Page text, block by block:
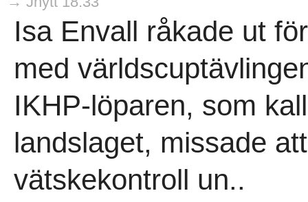
Isa Envall råkade ut
med
IKHP-löparen, som
landslaget, missade
vätskekontroll un..